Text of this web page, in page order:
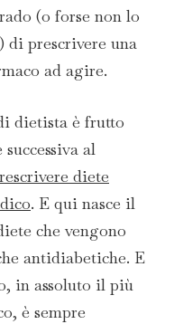
(o forse non lo
di prescrivere una
ad agire.
dietista è frutto
al
diete
. E qui nasce il
che vengono
antidiabetiche. E
in assoluto il più
è sempre